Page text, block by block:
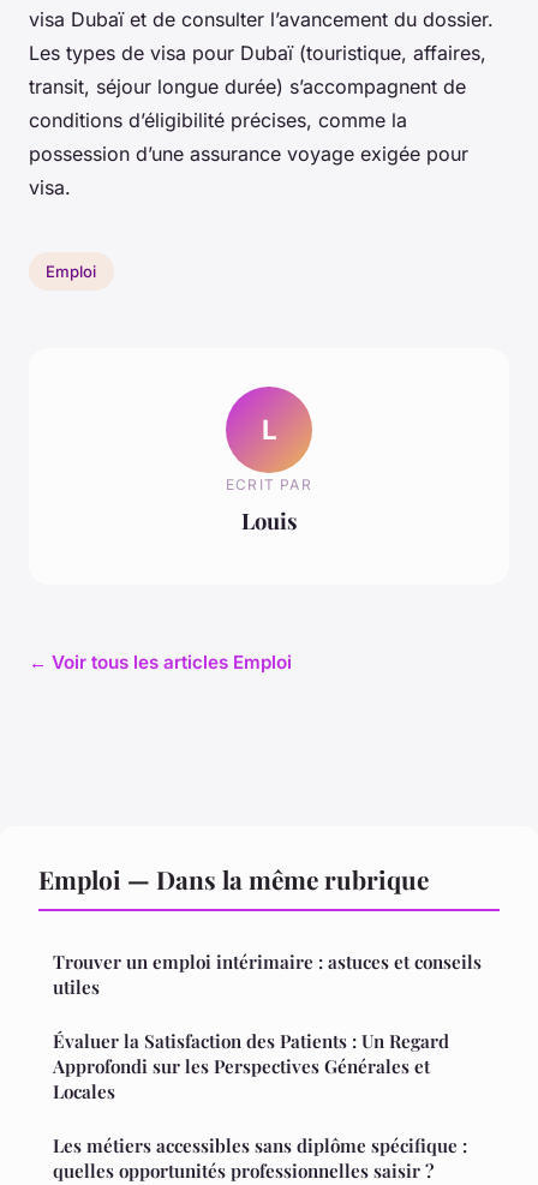
visa Dubaï et de consulter l’avancement du dossier.
Les types de visa pour Dubaï (touristique, affaires,
transit, séjour longue durée) s’accompagnent de
conditions d’éligibilité précises, comme la
possession d’une assurance voyage exigée pour
visa.
Emploi
L
ECRIT PAR
Louis
← Voir tous les articles Emploi
Emploi — Dans la même rubrique
Trouver un emploi intérimaire : astuces et conseils
utiles
Évaluer la Satisfaction des Patients : Un Regard
Approfondi sur les Perspectives Générales et
Locales
Les métiers accessibles sans diplôme spécifique :
quelles opportunités professionnelles saisir ?